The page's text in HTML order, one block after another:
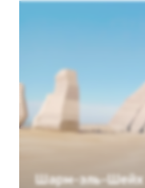
Шарм-эль-Шейх